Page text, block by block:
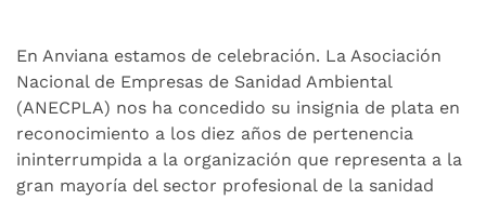
En Anviana estamos de celebración. La Asociación
Nacional de Empresas de Sanidad Ambiental
(ANECPLA) nos ha concedido su insignia de plata en
reconocimiento a los diez años de pertenencia
ininterrumpida a la organización que representa a la
gran mayoría del sector profesional de la sanidad